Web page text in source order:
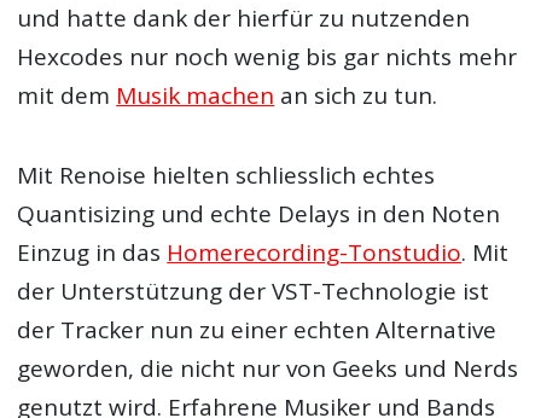
und hatte dank der hierfür zu nutzenden
Hexcodes nur noch wenig bis gar nichts mehr
mit dem Musik machen an sich zu tun.
Mit Renoise hielten schliesslich echtes
Quantisizing und echte Delays in den Noten
Einzug in das Homerecording-Tonstudio. Mit
der Unterstützung der VST-Technologie ist
der Tracker nun zu einer echten Alternative
geworden, die nicht nur von Geeks und Nerds
genutzt wird. Erfahrene Musiker und Bands